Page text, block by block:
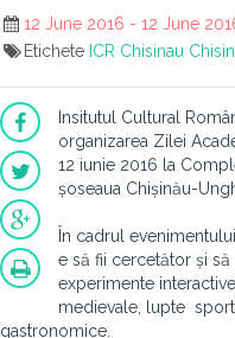
12 June 2016 - 12 June
Etichete ICR Chisinau
Insitutul Cultural
organizarea Zilei
12 iunie 2016 la
șoseaua Chișinău-
În cadrul
e să fii cercetător și
experimente
medievale, lupte
gastronomice.